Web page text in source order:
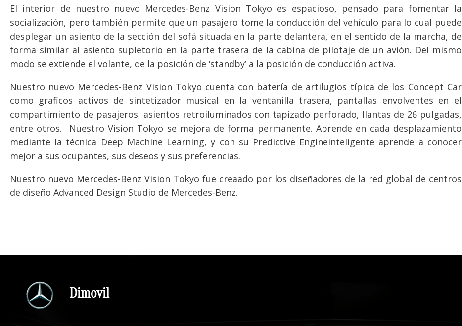
El interior de nuestro nuevo Mercedes-Benz Vision Tokyo es espacioso, pensado para fomentar la
socialización, pero también permite que un pasajero tome la conducción del vehículo para lo cual puede
desplegar un asiento de la sección del sofá situada en la parte delantera, en el sentido de la marcha, de
forma similar al asiento supletorio en la parte trasera de la cabina de pilotaje de un avión. Del mismo
modo se extiende el volante, de la posición de ‘standby’ a la posición de conducción activa.
Nuestro nuevo Mercedes-Benz Vision Tokyo cuenta con batería de artilugios típica de los Concept Car
como graficos activos de sintetizador musical en la ventanilla trasera, pantallas envolventes en el
compartimiento de pasajeros, asientos retroiluminados con tapizado perforado, llantas de 26 pulgadas,
entre otros. Nuestro Vision Tokyo se mejora de forma permanente. Aprende en cada desplazamiento
mediante la técnica Deep Machine Learning, y con su Predictive Engineinteligente aprende a conocer
mejor a sus ocupantes, sus deseos y sus preferencias.
Nuestro nuevo Mercedes-Benz Vision Tokyo fue creaado por los diseñadores de la red global de centros
de diseño Advanced Design Studio de Mercedes-Benz.
Dimovil